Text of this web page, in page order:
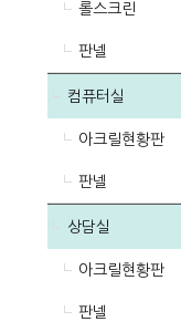
롤스크린
판넬
컴퓨터실
아크릴현황판
판넬
상담실
아크릴현황판
판넬